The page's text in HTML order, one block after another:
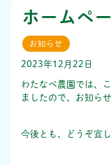
ホームペ
お知らせ
2023年12月22日
わたなべ農園では、
ましたので、お知ら
今後とも、どうぞ宜